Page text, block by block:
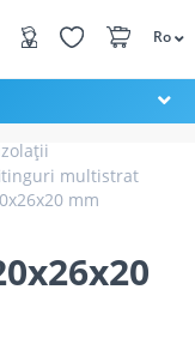
Ro
multistrat
mm